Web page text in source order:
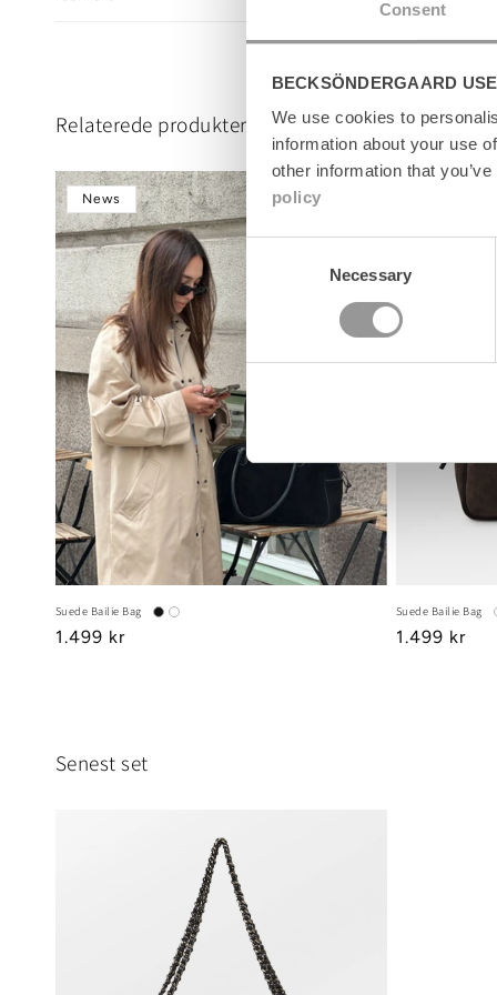
Consent
BECKSÖNDERGAARD
We use cookies to
information about your use
other information that
policy
Selection
Necessary
n
e
n
t
Relaterede produkter
News
Suede Bailie Bag
Regular
1.499 kr
Suede Bailie Bag
Regular
1.499 kr
Senest set